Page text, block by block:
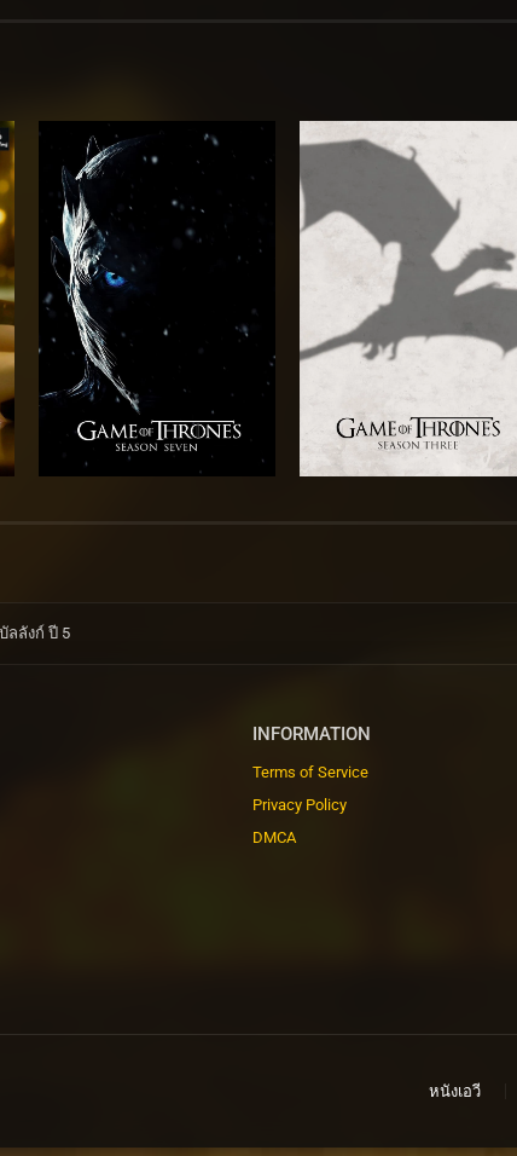
ลลังก์ ปี 5
INFORMATION
Terms of Service
Privacy Policy
DMCA
หนังเอวี